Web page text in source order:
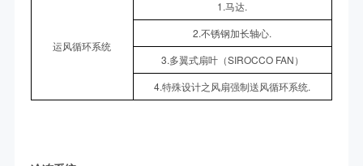
运风循环系统
1.马达.
2.不锈钢加长轴心.
3.多翼式扇叶（SIROCCO FAN）
4.特殊设计之风扇强制送风循环系统.